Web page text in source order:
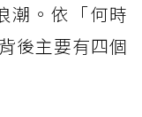
潮。依「何時
後主要有四個